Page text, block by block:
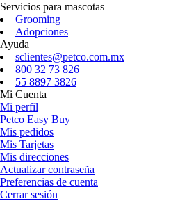
Servicios para mascotas
Grooming
Adopciones
Ayuda
sclientes@petco.com.mx
800 32 73 826
55 8897 3826
Mi Cuenta
Mi perfil
Petco Easy Buy
Mis pedidos
Mis Tarjetas
Mis direcciones
Actualizar contraseña
Preferencias de cuenta
Cerrar sesión